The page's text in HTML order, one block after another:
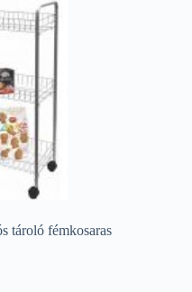
tároló fémkosaras